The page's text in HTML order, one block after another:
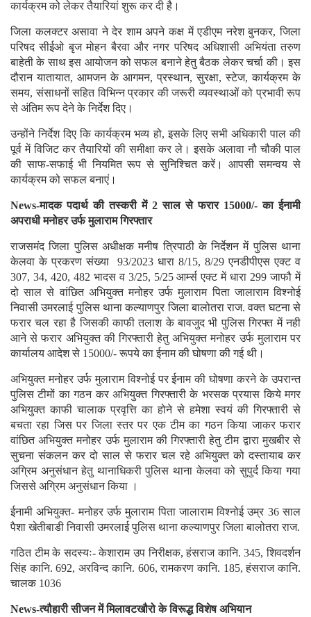
कार्यक्रम को लेकर तैयारियां शुरू कर दी है।
जिला कलक्टर असावा ने देर शाम अपने कक्ष में एडीएम नरेश बुनकर, जिला
परिषद सीईओ बृज मोहन बैरवा और नगर परिषद अधिशासी अभियंता तरुण
बाहेती के साथ इस आयोजन को सफल बनाने हेतु बैठक लेकर चर्चा की। इस
दौरान यातायात, आमजन के आगमन, प्रस्थान, सुरक्षा, स्टेज, कार्यक्रम के
समय, संसाधनों सहित विभिन्न प्रकार की जरूरी व्यवस्थाओं को प्रभावी रूप
से अंतिम रूप देने के निर्देश दिए।
उन्होंने निर्देश दिए कि कार्यक्रम भव्य हो, इसके लिए सभी अधिकारी पाल की
पूर्व में विजिट कर तैयारियों की समीक्षा कर ले। इसके अलावा नौ चौकी पाल
की साफ-सफाई भी नियमित रूप से सुनिश्चित करें। आपसी समन्वय से
कार्यक्रम को सफल बनाएं।
News-मादक पदार्थ की तस्करी में 2 साल से फरार 15000/- का ईनामी
अपराधी मनोहर उर्फ मुलाराम गिरफ्तार
राजसमंद जिला पुलिस अधीक्षक मनीष त्रिपाठी के निर्देशन में पुलिस थाना
केलवा के प्रकरण संख्या 93/2023 धारा 8/15, 8/29 एनडीपीएस एक्ट व
307, 34, 420, 482 भादस व 3/25, 5/25 आर्म्स एक्ट में धारा 299 जाफौ में
दो साल से वांछित अभियुक्त मनोहर उर्फ मुलाराम पिता जालाराम विश्नोई
निवासी उमरलाई पुलिस थाना कल्याणपुर जिला बालोतरा राज. वक्त घटना से
फरार चल रहा है जिसकी काफी तलाश के बावजुद भी पुलिस गिरफ्त में नही
आने से फरार अभियुक्त की गिरफ्तारी हेतु अभियुक्त मनोहर उर्फ मुलाराम पर
कार्यालय आदेश से 15000/- रूपये का ईनाम की घोषणा की गई थी।
अभियुक्त मनोहर उर्फ मुलाराम विश्नोई पर ईनाम की घोषणा करने के उपरान्त
पुलिस टीमों का गठन कर अभियुक्त गिरफ्तारी के भरसक प्रयास किये मगर
अभियुक्त काफी चालाक प्रवृत्ति का होने से हमेशा स्वयं की गिरफ्तारी से
बचता रहा जिस पर जिला स्तर पर एक टीम का गठन किया जाकर फरार
वांछित अभियुक्त मनोहर उर्फ मुलाराम की गिरफ्तारी हेतु टीम द्वारा मुखबीर से
सुचना संकलन कर दो साल से फरार चल रहे अभियुक्त को दस्तायाब कर
अग्रिम अनुसंधान हेतु थानाधिकरी पुलिस थाना केलवा को सुपुर्द किया गया
जिससे अग्रिम अनुसंधान किया ।
ईनामी अभियुक्त- मनोहर उर्फ मुलाराम पिता जालाराम विश्नोई उम्र 36 साल
पैशा खेतीबाडी निवासी उमरलाई पुलिस थाना कल्याणपुर जिला बालोतरा राज.
गठित टीम के सदस्यः- केशाराम उप निरीक्षक, हंसराज कानि. 345, शिवदर्शन
सिंह कानि. 692, अरविन्द कानि. 606, रामकरण कानि. 185, हंसराज कानि.
चालक 1036
News-त्यौहारी सीजन में मिलावटखौरो के विरूद्ध विशेष अभियान